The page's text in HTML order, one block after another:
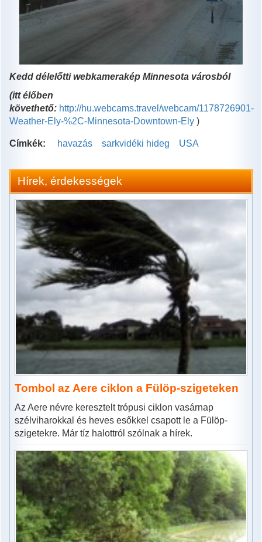
Kedd délelőtti webkamerakép Minnesota városból
(itt élőben
követhető: http://hu.webcams.travel/webcam/1178726901-
Weather-Ely-%2C-Minnesota-Downtown-Ely )
Címkék: havazás sarkvidéki hideg USA
Hírek, érdekességek
Tombol az Aere ciklon a Fülöp-szigeteken
Az Aere névre keresztelt trópusi ciklon vasárnap
szélviharokkal és heves esőkkel csapott le a Fülöp-
szigetekre. Már tíz halottról szólnak a hírek.